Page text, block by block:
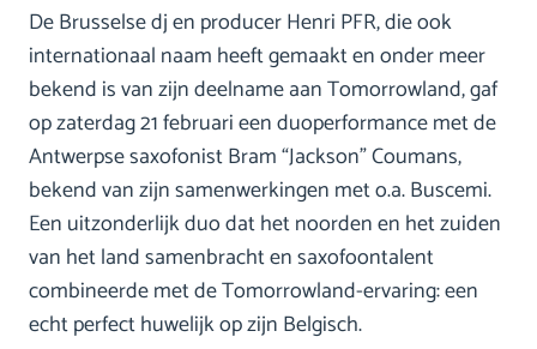
De Brusselse dj en producer Henri PFR, die ook
internationaal naam heeft gemaakt en onder meer
bekend is van zijn deelname aan Tomorrowland, gaf
op zaterdag 21 februari een duoperformance met de
Antwerpse saxofonist Bram “Jackson” Coumans,
bekend van zijn samenwerkingen met o.a. Buscemi.
Een uitzonderlijk duo dat het noorden en het zuiden
van het land samenbracht en saxofoontalent
combineerde met de Tomorrowland-ervaring: een
echt perfect huwelijk op zijn Belgisch.